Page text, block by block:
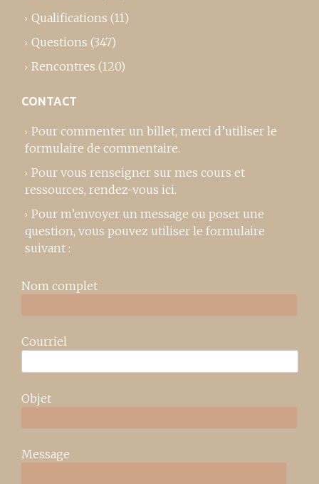
Qualifications (11)
Questions (347)
Rencontres (120)
CONTACT
Pour commenter un billet, merci d’utiliser le
formulaire de commentaire.
Pour vous renseigner sur mes cours et
ressources, rendez-vous ici.
Pour m’envoyer un message ou poser une
question, vous pouvez utiliser le formulaire
suivant :
Nom complet
Courriel
Objet
Message